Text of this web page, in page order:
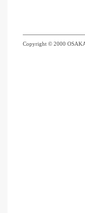
Copyright © 2000 OSAKA